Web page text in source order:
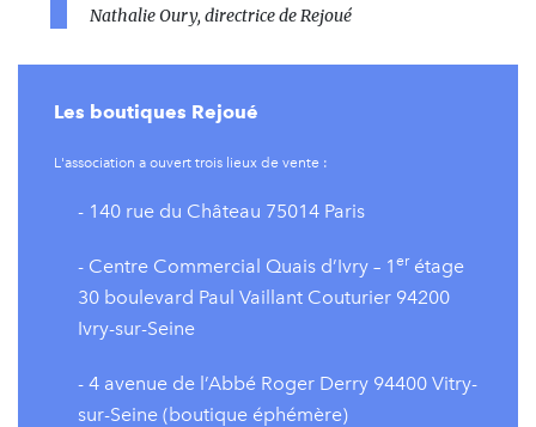
Nathalie Oury, directrice de Rejoué
Les boutiques Rejoué
L'association a ouvert trois lieux de vente :
- 140 rue du Château 75014 Paris
- Centre Commercial Quais d’Ivry – 1 erétage
30 boulevard Paul Vaillant Couturier 94200
Ivry-sur-Seine
- 4 avenue de l’Abbé Roger Derry 94400 Vitry-
sur-Seine (boutique éphémère)